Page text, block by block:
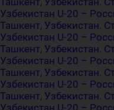
Узбекистан U-20 –
Ташкент, Узбекистан.
Узбекистан U-20 –
Ташкент, Узбекистан.
Узбекистан U-20 –
Ташкент, Узбекистан.
Узбекистан U-20 –
Ташкент, Узбекистан.
Узбекистан U-20 –